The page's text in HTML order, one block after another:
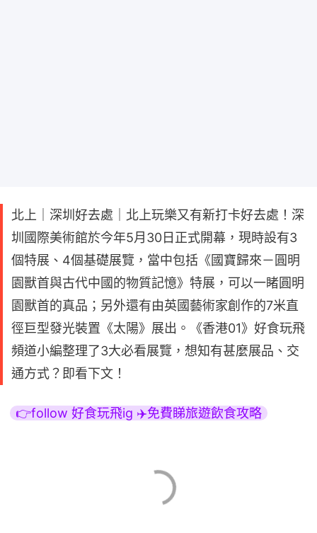
北上｜深圳好去處｜北上玩樂又有新打卡好去處！深
圳國際美術館於今年5月30日正式開幕，現時設有3
個特展、4個基礎展覽，當中包括《國寶歸來－圓明
園獸首與古代中國的物質記憶》特展，可以一睹圓明
園獸首的真品；另外還有由英國藝術家創作的7米直
徑巨型發光裝置《太陽》展出。《香港01》好食玩飛
頻道小編整理了3大必看展覽，想知有甚麼展品、交
通方式？即看下文！
👉follow 好食玩飛ig ✈️免費睇旅遊飲食攻略